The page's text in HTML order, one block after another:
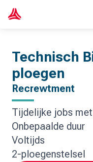
Technisch
ploegen
Recrewtment
Tijdelijke jobs
Onbepaalde duur
Voltijds
2-ploegenstelsel